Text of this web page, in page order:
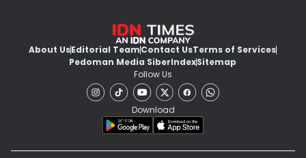
About UsEditorial TeamContact UsTerms of Services
Pedoman Media SiberIndexSitemap
Follow Us
Download